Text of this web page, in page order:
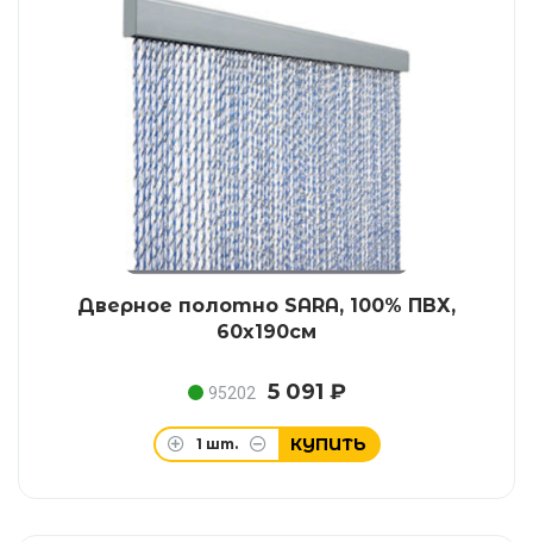
Дверное полотно SARA, 100% ПВХ,
60x190см
95202 5 091 ₽
1 шт. КУПИТЬ